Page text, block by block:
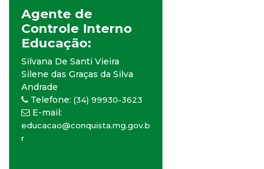
Agente de
Controle Interno
Educação:
Silvana De Santi Vieira
Silene das Graças da Silva
Andrade
Telefone: (34) 99930-3623
E-mail:
educacao@conquista.mg.gov.b
r